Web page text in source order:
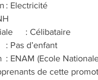
Filière de Formation	: Electricité
: PNH
Situation Matrimoniale	: Célibataire
Nombre d’enfant	: Pas d’enfant
Ecole de Formation	: ENAM
de cette